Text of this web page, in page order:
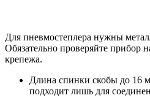
Для пневмостеплера нужны
Обязательно проверяйте прибор
крепежа.
Длина спинки скобы до 16
подходит лишь для